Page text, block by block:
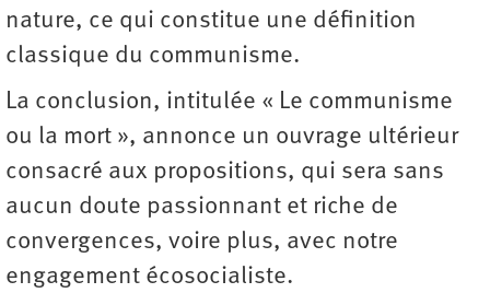
nature, ce qui constitue une définition
classique du communisme.
La conclusion, intitulée « Le communisme
ou la mort », annonce un ouvrage ultérieur
consacré aux propositions, qui sera sans
aucun doute passionnant et riche de
convergences, voire plus, avec notre
engagement écosocialiste.